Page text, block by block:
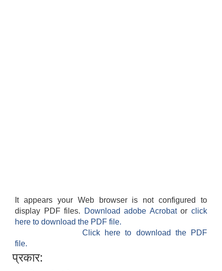
It appears your Web browser is not configured to
display PDF files.
Download adobe Acrobatorclick
here to download the PDF file.
Click here to download the PDF
file.
प्रकार: